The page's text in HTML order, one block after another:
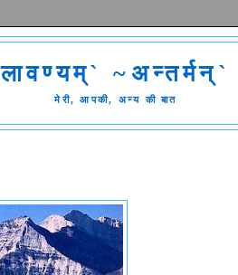
लावण्यम्` ~अन्तर्मन्`
मेरी, आपकी, अन्य की बात